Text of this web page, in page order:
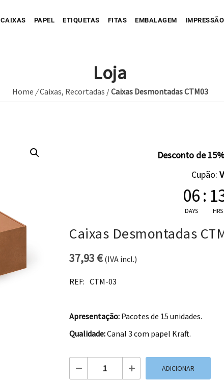
CAIXAS
Sua Caixa Impressa Caixa Recortada
Caixa Full Color
PAPEL ETIQUETAS
Sua Etiqueta Impressa Etiqueta
FITAS EMBALAGEM
Sua Fita Adesiva
Loja
Home /Caixas, Recortadas /Caixas Desmontadas CTM03
Desconto de
Cupão:
06
DAYS
:
HRS
Caixas Desmontadas
37,93 €(IVA incl.)
REF: CTM-03
Apresentação: Pacotes de 15 unidades.
Qualidade:Canal 3 com papel Kraft.
Quantidade de Caixas Desmontadas
ADICIONAR